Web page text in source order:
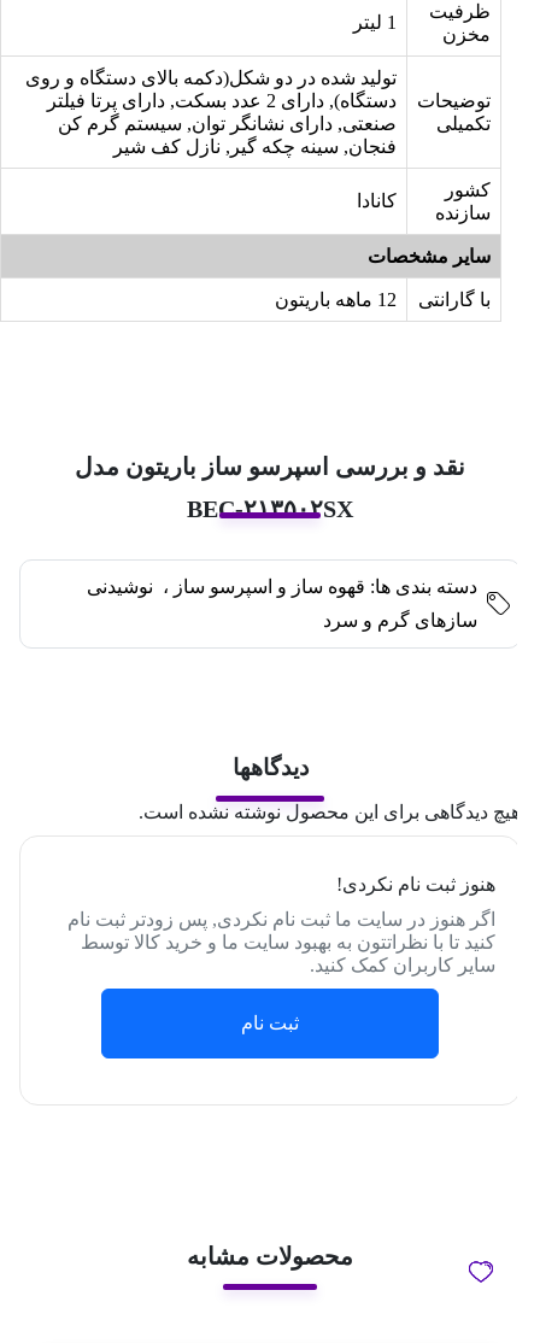
ظرفیت
مخزن
توضیحات
تکمیلی
تولید شده در دو شکل(دکمه بالای دستگاه و روی
دستگاه), دارای 2 عدد بسکت, دارای پرتا فیلتر
صنعتی, دارای نشانگر توان, سیستم گرم کن
فنجان, سینه چکه گیر, نازل کف شیر
کشور
سازنده
کانادا
سایر مشخصات
با گارانتی
نقد و بررسی اسپرسو ساز باریتون مدل
BEC-۲۱۳۵۰۲SX
دسته بندی ها: قهوه ساز و اسپرسو ساز ،
نوشیدنی
سازهای گرم و سرد
دیدگاهها
دیدگاهی برای این محصول نوشته نشده است.
هنوز ثبت نام نکردی!
اگر هنوز در سایت ما ثبت نام نکردی, پس زودتر ثبت نام
کنید تا با نظراتتون به بهبود سایت ما و خرید کالا توسط
سایر کاربران کمک کنید.
ثبت نام
محصولات مشابه